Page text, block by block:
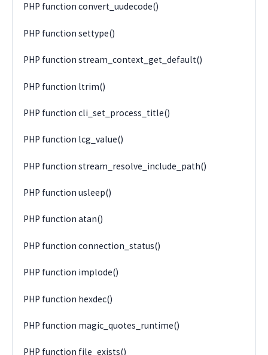
PHP function convert_uudecode()
PHP function settype()
PHP function stream_context_get_default()
PHP function ltrim()
PHP function cli_set_process_title()
PHP function lcg_value()
PHP function stream_resolve_include_path()
PHP function usleep()
PHP function atan()
PHP function connection_status()
PHP function implode()
PHP function hexdec()
PHP function magic_quotes_runtime()
PHP function file_exists()